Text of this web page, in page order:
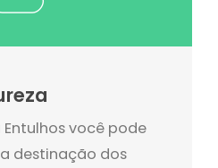
você pode
destinação dos